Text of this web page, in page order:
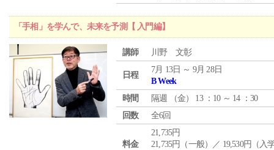
「手相」を学んで、未来を予測【 入門編】
講師 川野 文彰
日程
7月 13日 ～ 9月 28日
B Week
時間
隔週 （金） 13 ：10 ～ 14 ：30
回数
全6回
料金
21,735円
21,735円（一般）／ 19,530円（入